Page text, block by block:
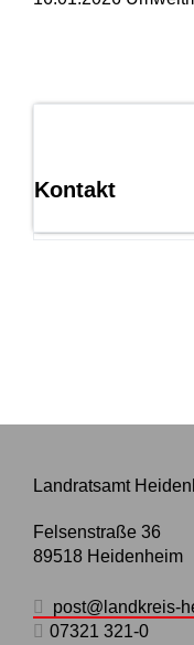
Kontakt
Landratsamt
Felsenstraße 36
89518 Heidenheim
post@landkreis-
07321 321-0